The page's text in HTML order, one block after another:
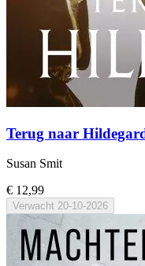
Terug naar
Susan Smit
€ 12,99
Verwacht 20-10-2026